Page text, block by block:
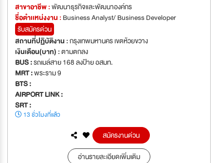
สาขาอาชีพ :พัฒนาธุรกิจและพัฒนาองค์กร
ชื่อตำเเหน่งงาน : Business Analyst/ Business Developer
รับสมัครด่วน
สถานที่ปฏิบัติงาน :กรุงเทพมหานคร เขตห้วยขวาง
เงินเดือน(บาท) :ตามตกลง
BUS :รถเมล์สาย 168 ลงป้าย อสมท.
MRT :พระราม 9
BTS :
AIRPORT LINK :
SRT :
13 ชั่วโมงที่แล้ว
สมัครงานด่วน
อ่านรายละเอียดเพิ่มเติม